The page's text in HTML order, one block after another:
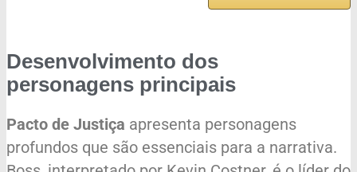
Desenvolvimento dos
personagens principais
Pacto de Justiça apresenta personagens
profundos que são essenciais para a narrativa.